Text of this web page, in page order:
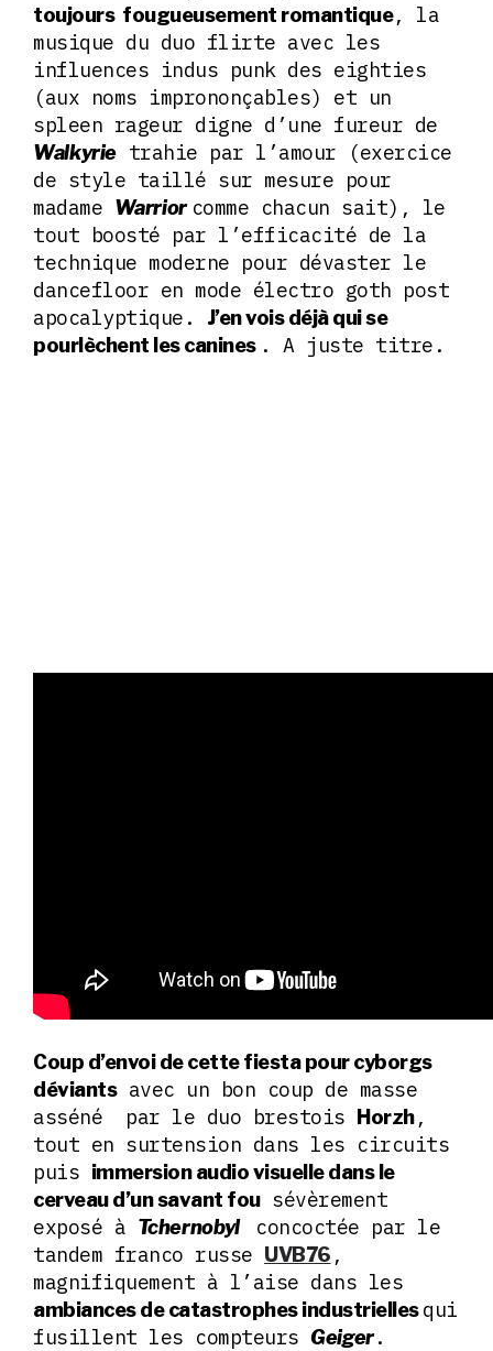
toujours fougueusement romantique, la
musique du duo flirte avec les
influences indus punk des eighties
(aux noms imprononçables) et un
spleen rageur digne d’une fureur de
Walkyrie trahie par l’amour (exercice
de style taillé sur mesure pour
madame Warrior comme chacun sait), le
tout boosté par l’efficacité de la
technique moderne pour dévaster le
dancefloor en mode électro goth post
apocalyptique.
J’en vois déjà qui se
pourlèchent les canines . A juste titre.
Coup d’envoi de cette fiesta pour cyborgs
déviantsavec un bon coup de masse
asséné par le duo brestois Horzh,
tout en surtension dans les circuits
puis immersion audio visuelle dans le
cerveau d’un savant fousévèrement
exposé à Tchernobyl
concoctée par le
tandem franco russe UVB76 ,
magnifiquement à l’aise dans les
ambiances de catastrophes industriellesqui
fusillent les compteurs Geiger.